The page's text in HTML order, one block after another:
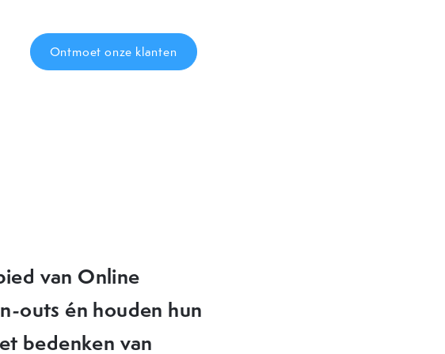
Ontmoet onze klanten
tips en nieuwe
kunnen brengen.
waar de